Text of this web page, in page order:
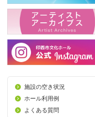
施設の空き状況
ホール利用例
よくある質問